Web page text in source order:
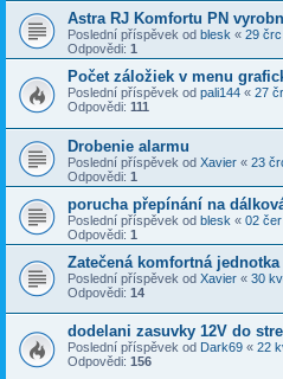
Astra RJ Komfortu PN
Poslední příspěvek od blesk « 29
Odpovědi: 1
Počet záložiek v menu
Poslední příspěvek od pali144 « 27
Odpovědi: 111
Drobenie alarmu
Poslední příspěvek od Xavier « 23
Odpovědi: 1
porucha přepínání na
Poslední příspěvek od blesk « 02
Odpovědi: 1
Zatečená komfortná
Poslední příspěvek od Xavier « 30
Odpovědi: 14
dodelani zasuvky 12V do
Poslední příspěvek od Dark69 « 22
Odpovědi: 156